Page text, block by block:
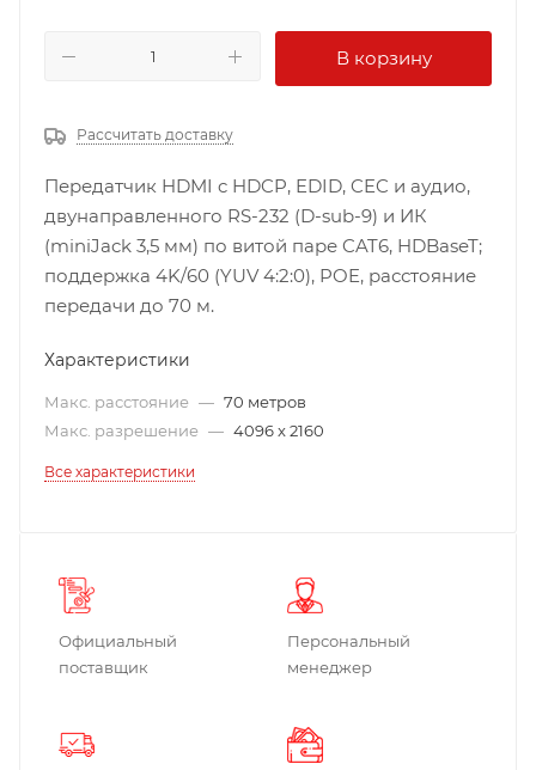
В корзину
Рассчитать доставку
Передатчик HDMI c HDCP, EDID, CEC и аудио,
двунаправленного RS-232 (D-sub-9) и ИК
(miniJack 3,5 мм) по витой паре CAT6, HDBaseT;
поддержка 4K/60 (YUV 4:2:0), POE, расстояние
передачи до 70 м.
Характеристики
Макс. расстояние — 70 метров
Макс. разрешение — 4096 x 2160
Все характеристики
Официальный
поставщик
Персональный
менеджер